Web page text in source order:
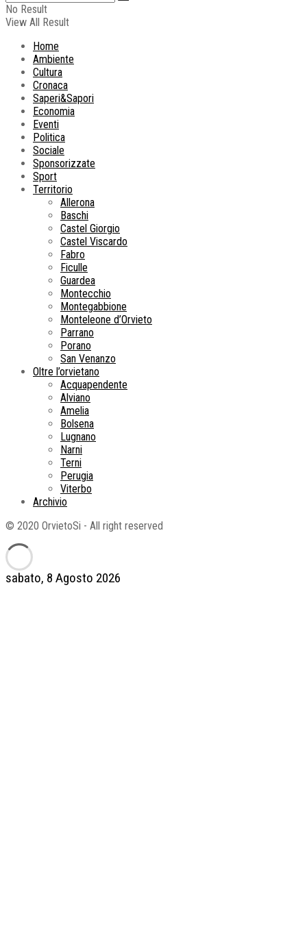
sabato, 8 Agosto 2026
No Result
View All Result
Home
Ambiente
Cultura
Cronaca
Saperi&Sapori
Economia
Eventi
Politica
Sociale
Sponsorizzate
Sport
Territorio
Allerona
Baschi
Castel Giorgio
Castel Viscardo
Fabro
Ficulle
Guardea
Montecchio
Montegabbione
Monteleone d’Orvieto
Parrano
Porano
San Venanzo
Oltre l’orvietano
Acquapendente
Alviano
Amelia
Bolsena
Lugnano
Narni
Terni
Perugia
Viterbo
Archivio
© 2020 OrvietoSi - All right reserved